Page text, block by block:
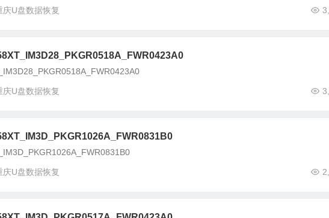
庆U盘数据恢复
庆U盘数据恢复
庆U盘数据恢复